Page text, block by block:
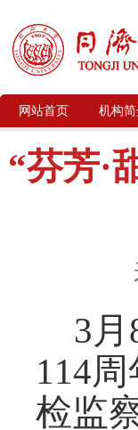
网站首页 机构
“芬芳·
3
114
检监